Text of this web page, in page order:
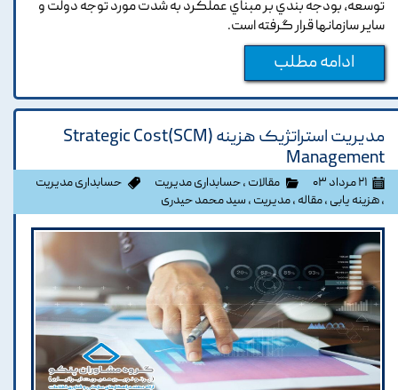
توسعه, بودجه بندي بر مبناي عملکرد به شدت مورد توجه دولت و
ساير سازمانها قرار گرفته است.
ادامه مطلب
مدیریت استراتژیک هزینه (SCM)Strategic Cost
Management
۲۱ مرداد ۰۳ مقالات ،حسابداری مدیریت
حسابداری مدیریت
،هزینه یابی ،مقاله ،مدیریت ، سید محمد حیدری